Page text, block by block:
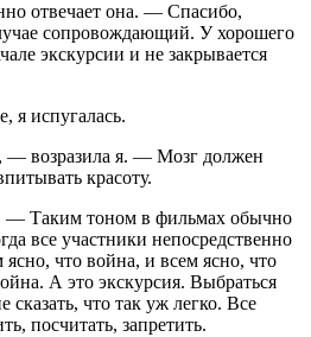
отвечает она. — Спасибо,
сопровождающий. У хорошего
экскурсии и не закрывается
я испугалась.
— возразила я. — Мозг должен
красоту.
Таким тоном в фильмах обычно
все участники непосредственно
что война, и всем ясно, что
А это экскурсия. Выбраться
сказать, что так уж легко. Все
посчитать, запретить.